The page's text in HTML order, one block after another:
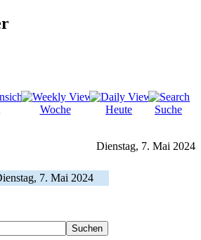
Woche Heute Suche
Dienstag, 7. Mai 2024
7. Mai 2024